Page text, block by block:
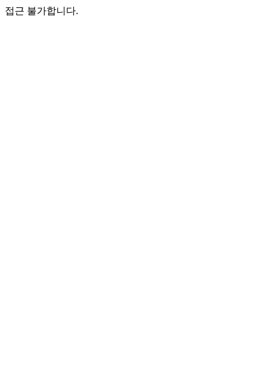
접근 불가합니다.